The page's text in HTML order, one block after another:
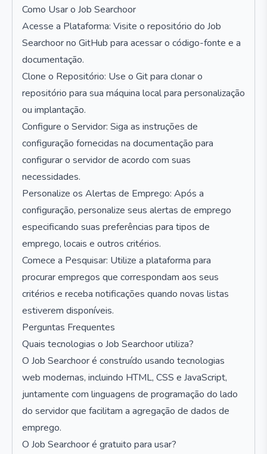
Como Usar o Job Searchoor
Acesse a Plataforma: Visite o repositório do Job
Searchoor no GitHub para acessar o código-fonte e a
documentação.
Clone o Repositório: Use o Git para clonar o
repositório para sua máquina local para personalização
ou implantação.
Configure o Servidor: Siga as instruções de
configuração fornecidas na documentação para
configurar o servidor de acordo com suas
necessidades.
Personalize os Alertas de Emprego: Após a
configuração, personalize seus alertas de emprego
especificando suas preferências para tipos de
emprego, locais e outros critérios.
Comece a Pesquisar: Utilize a plataforma para
procurar empregos que correspondam aos seus
critérios e receba notificações quando novas listas
estiverem disponíveis.
Perguntas Frequentes
Quais tecnologias o Job Searchoor utiliza?
O Job Searchoor é construído usando tecnologias
web modernas, incluindo HTML, CSS e JavaScript,
juntamente com linguagens de programação do lado
do servidor que facilitam a agregação de dados de
emprego.
O Job Searchoor é gratuito para usar?